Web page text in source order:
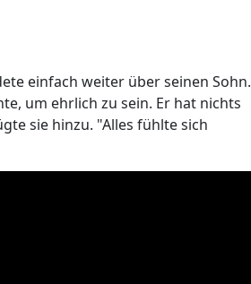
einfach weiter über seinen Sohn.
um ehrlich zu sein. Er hat nichts
sie hinzu. "Alles fühlte sich